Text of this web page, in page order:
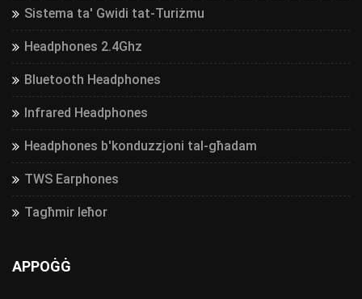
Sistema ta' Gwidi tat-Turiżmu
Headphones 2.4Ghz
Bluetooth Headphones
Infrared Headphones
Headphones b'konduzzjoni tal-għadam
TWS Earphones
Tagħmir Ieħor
APPOĠĠ